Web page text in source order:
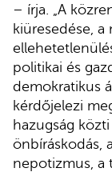
– írja. „A
kiüresedése,
politikai és
demokratikus
kérdőjelezi
hazugság
önbíráskodás,
nepotizmus, a